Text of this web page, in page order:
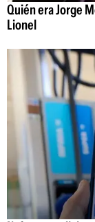
Quién era Jorge
Lionel